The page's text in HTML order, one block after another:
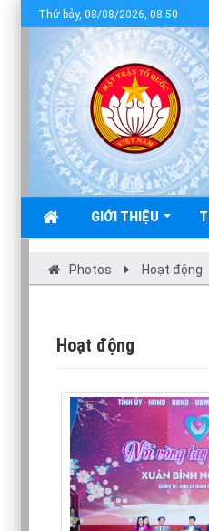
GIỚI THIỆU
Thứ bảy, 08/08/2026, 08:50
Chào mừng
Photos Hoạt động
Hoạt động